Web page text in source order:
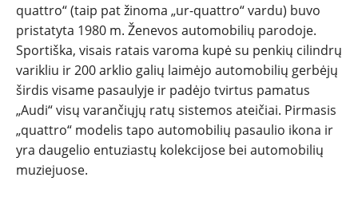
REPORTAŽAI
SPORTAS
PATARIMAI
ĮVAIRENYBĖS
quattro“ (taip pat žinoma „ur-quattro“ vardu) buvo
pristatyta 1980 m. Ženevos automobilių parodoje.
Sportiška, visais ratais varoma kupė su penkių cilindrų
varikliu ir 200 arklio galių laimėjo automobilių gerbėjų
širdis visame pasaulyje ir padėjo tvirtus pamatus
„Audi“ visų varančiųjų ratų sistemos ateičiai. Pirmasis
„quattro“ modelis tapo automobilių pasaulio ikona ir
yra daugelio entuziastų kolekcijose bei automobilių
muziejuose.